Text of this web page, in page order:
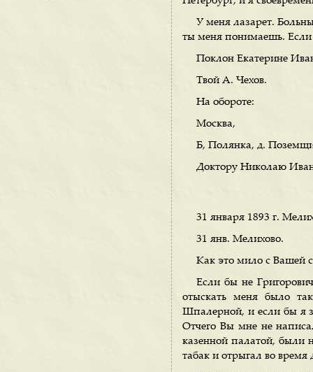
У меня лазарет.
ты меня понимаешь. Если
Поклон Екатерине
Твой А. Чехов.
На обороте:
Москва,
Б, Полянка, д.
Доктору Николаю
31 января 1893 г.
31 янв. Мелихово.
Как это мило с Вашей
Если бы не
отыскать меня было
Шпалерной, и если бы я
Отчего Вы мне не
казенной палатой, были
табак и отрыгал во